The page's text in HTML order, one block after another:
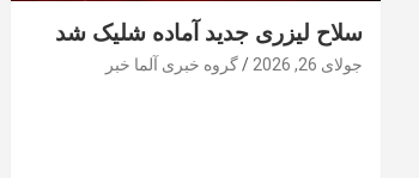
سلاح لیزری جدید آماده شلیک شد
جولای 26, 2026 گروه خبری آلما خبر